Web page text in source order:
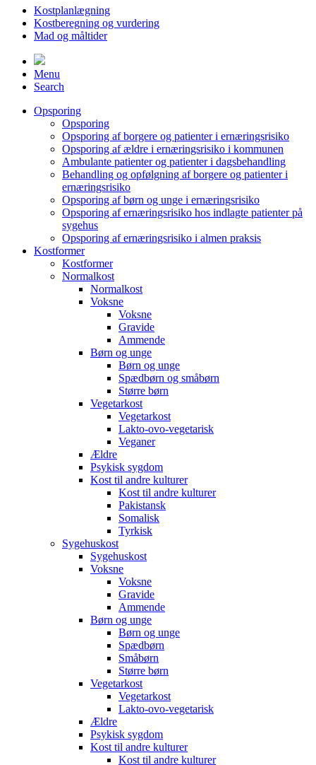
Kostplanlægning
Kostberegning og vurdering
Mad og måltider
Menu
Search
Opsporing
Opsporing
Opsporing af borgere og patienter i ernæringsrisiko
Opsporing af ældre i ernæringsrisiko i kommunen
Ambulante patienter og patienter i dagsbehandling
Behandling og opfølgning af borgere og patienter i
ernæringsrisiko
Opsporing af børn og unge i ernæringsrisiko
Opsporing af ernæringsrisiko hos indlagte patienter på
sygehus
Opsporing af ernæringsrisiko i almen praksis
Kostformer
Kostformer
Normalkost
Normalkost
Voksne
Voksne
Gravide
Ammende
Børn og unge
Børn og unge
Spædbørn og småbørn
Større børn
Vegetarkost
Vegetarkost
Lakto-ovo-vegetarisk
Veganer
Ældre
Psykisk sygdom
Kost til andre kulturer
Kost til andre kulturer
Pakistansk
Somalisk
Tyrkisk
Sygehuskost
Sygehuskost
Voksne
Voksne
Gravide
Ammende
Børn og unge
Børn og unge
Spædbørn
Småbørn
Større børn
Vegetarkost
Vegetarkost
Lakto-ovo-vegetarisk
Ældre
Psykisk sygdom
Kost til andre kulturer
Kost til andre kulturer